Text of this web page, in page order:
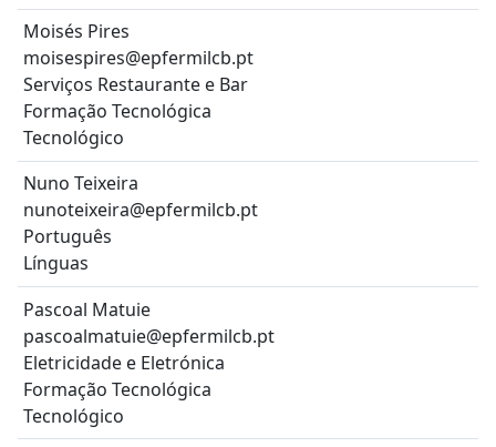
Moisés Pires
moisespires@epfermilcb.pt
Serviços Restaurante e Bar
Formação Tecnológica
Tecnológico
Nuno Teixeira
nunoteixeira@epfermilcb.pt
Português
Línguas
Pascoal Matuie
pascoalmatuie@epfermilcb.pt
Eletricidade e Eletrónica
Formação Tecnológica
Tecnológico